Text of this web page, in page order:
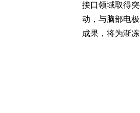
接口领域取得
动，与脑部电
成果，将为渐